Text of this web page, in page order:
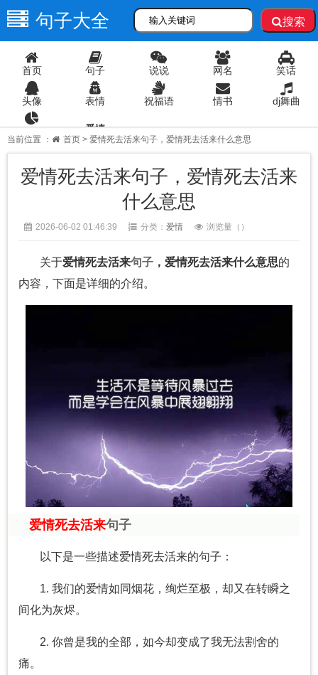
句子大全 搜索
首页 句子 说说 网名 笑话
头像 表情 祝福语 情书 dj舞曲
爱情
当前位置 ： 首页 > 爱情死去活来句子，爱情死去活来什么意思
爱情死去活来句子，爱情死去活来
什么意思
2026-06-02 01:46:39 分类： 爱情 浏览量（ ）
关于爱情死去活来句子 ，爱情死去活来什么意思的
内容，下面是详细的介绍。
爱情死去活来句子
以下是一些描述爱情死去活来的句子：
1. 我们的爱情如同烟花，绚烂至极，却又在转瞬之
间化为灰烬。
2. 你曾是我的全部，如今却变成了我无法割舍的
痛。